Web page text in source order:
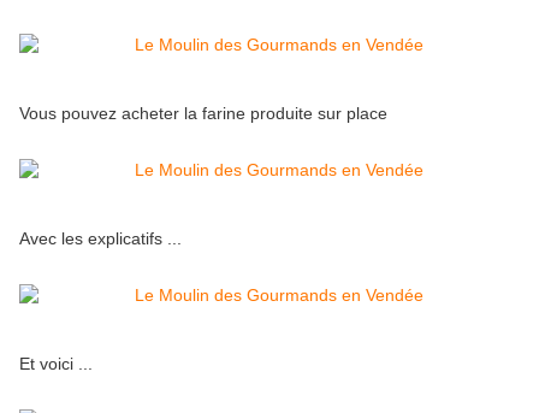
Vous pouvez acheter la farine produite sur place
Avec les explicatifs ...
Et voici ...